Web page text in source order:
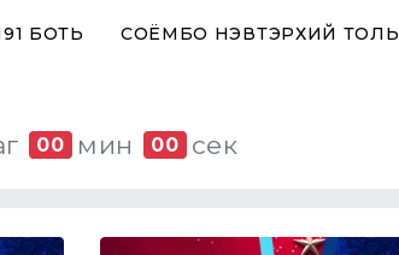
БОТЬ СОЁМБО НЭВТЭРХИЙ ТОЛЬ
00 мин 00 сек